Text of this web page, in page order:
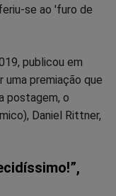
se ao 'furo de
publicou em
uma premiação que
postagem, o
Daniel Rittner,